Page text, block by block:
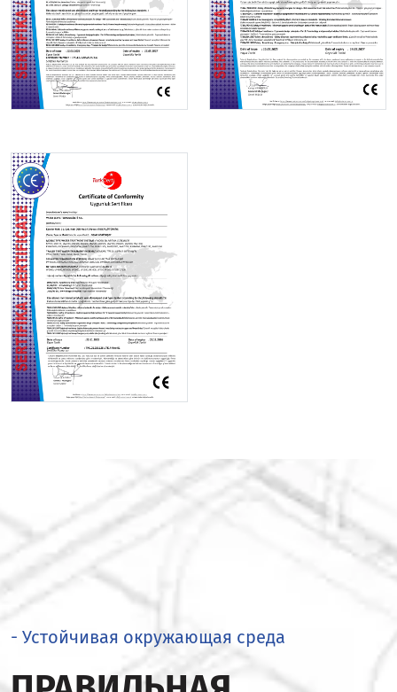
- Устойчивая окружающая среда